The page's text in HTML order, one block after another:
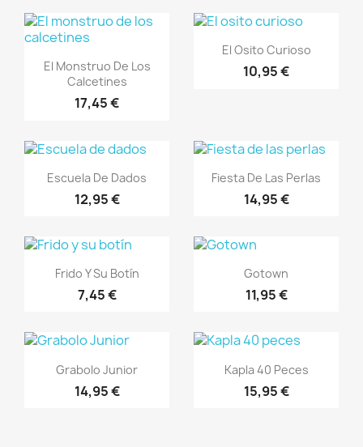
Vista ràpida
El Monstruo De Los
Calcetines
17,45 €
Vista ràpida
El Osito Curioso
10,95 €
Vista ràpida
Escuela De Dados
12,95 €
Vista ràpida
Fiesta De Las Perlas
14,95 €
Vista ràpida
Frido Y Su Botín
7,45 €
Vista ràpida
Gotown
11,95 €
Vista ràpida
Grabolo Junior
14,95 €
Vista ràpida
Kapla 40 Peces
15,95 €